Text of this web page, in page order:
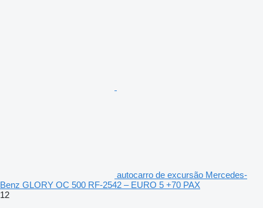
autocarro de excursão Mercedes-
Benz GLORY OC 500 RF-2542 – EURO 5 +70 PAX
12